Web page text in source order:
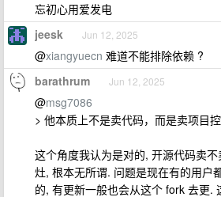
忘初心用爱发电
jeesk Jun 12, 2025
@xiangyuecn 难道不能排除依赖 ?
barathrum Jun 12, 2025
@msg7086
> 他本质上不是卖代码，而是卖项目
这个角度我认为是对的, 开源代码卖
灶, 根本无所谓. 问题是现在有的用户
的, 有更新一般也会从这个 fork 去更.